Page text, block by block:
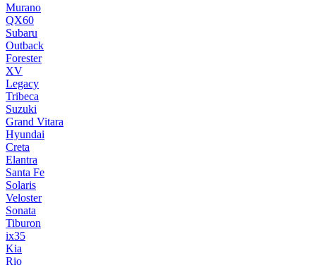
Murano
QX60
Subaru
Outback
Forester
XV
Legacy
Tribeca
Suzuki
Grand Vitara
Hyundai
Creta
Elantra
Santa Fe
Solaris
Veloster
Sonata
Tiburon
ix35
Kia
Rio